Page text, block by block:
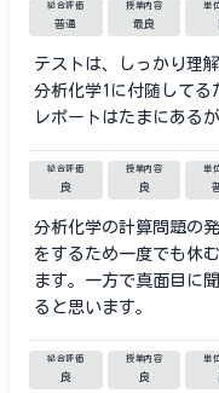
総合評価
普通
授業内容
最良
単
テストは、しっかり理
分析化学1に付随してる
レポートはたまにある
総合評価
良
授業内容
良
単
分析化学の計算問題の
をするため一度でも休
ます。一方で真面目に
ると思います。
総合評価
良
授業内容
良
単